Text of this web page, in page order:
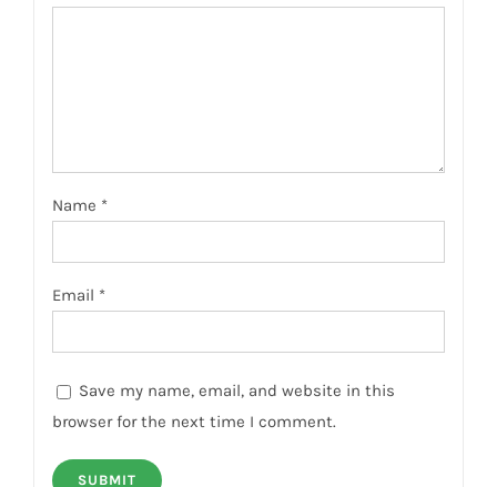
Name *
Email *
Save my name, email, and website in this
browser for the next time I comment.